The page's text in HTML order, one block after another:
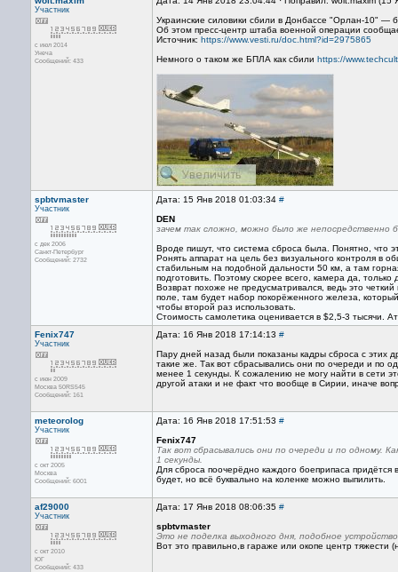
Участник
с июл 2014
Унеча
Сообщений: 433
Украинские силовики сбили в Донбассе "Орлан-10" —
Об этом пресс-центр штаба военной операции
Источник: https://www.vesti.ru/doc.html?id=2975865
Немного о таком же БПЛА как сбили https://
spbtvmaster
Участник
с дек 2006
Санкт-Петербург
Сообщений: 2732
Дата: 15 Янв 2018 01:03:34 #
DEN
зачем так сложно, можно было же непосредственно
Вроде пишут, что система сброса была. Понятно, что
Ронять аппарат на цель без визуального контроля в
стабильным на подобной дальности 50 км, а там
подготовить. Поэтому скорее всего, камера да, только
Возврат похоже не предусматривался, ведь это
поле, там будет набор покорёженного железа,
чтобы второй раз использовать.
Стоимость самолетика оценивается в $2,5-3 тысячи.
Fenix747
Участник
с июн 2009
Москва 50RS545
Сообщений: 161
Дата: 16 Янв 2018 17:14:13 #
Пару дней назад были показаны кадры сброса с
такие же. Так вот сбрасывались они по очереди и по
менее 1 секунды. К сожалению не могу найти в сети
другой атаки и не факт что вообще в Сирии, иначе
meteorolog
Участник
с окт 2005
Москва
Сообщений: 6001
Дата: 16 Янв 2018 17:51:53 #
Fenix747
Так вот сбрасывались они по очереди и по одному.
1 секунды.
Для сброса поочерёдно каждого боеприпаса
будет, но всё буквально на коленке можно выпилить.
af29000
Участник
с окт 2010
ЮГ
Сообщений: 433
Дата: 17 Янв 2018 08:06:35 #
spbtvmaster
Это не поделка выходного дня, подобное
Вот это правильно,в гараже или окопе центр